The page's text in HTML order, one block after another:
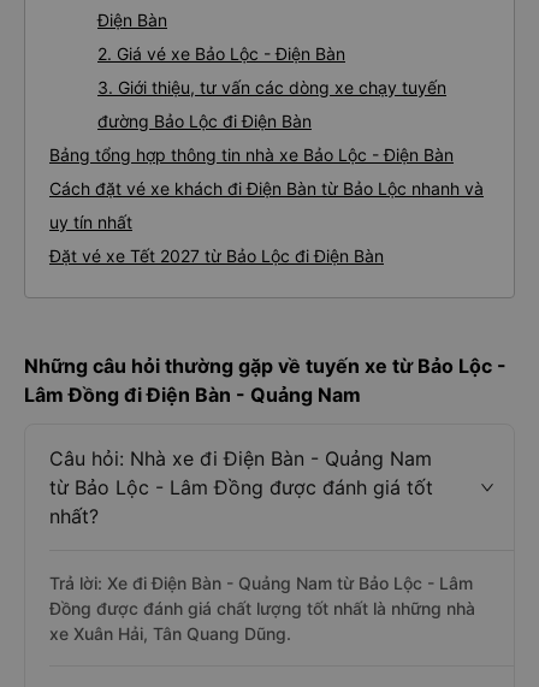
Điện Bàn
2. Giá vé xe Bảo Lộc - Điện Bàn
3. Giới thiệu, tư vấn các dòng xe chạy tuyến
đường Bảo Lộc đi Điện Bàn
Bảng tổng hợp thông tin nhà xe Bảo Lộc - Điện Bàn
Cách đặt vé xe khách đi Điện Bàn từ Bảo Lộc nhanh và
uy tín nhất
Đặt vé xe Tết 2027 từ Bảo Lộc đi Điện Bàn
Những câu hỏi thường gặp về tuyến xe từ Bảo Lộc -
Lâm Đồng đi Điện Bàn - Quảng Nam
Câu hỏi: Nhà xe đi Điện Bàn - Quảng Nam
từ Bảo Lộc - Lâm Đồng được đánh giá tốt
nhất?
Trả lời: Xe đi Điện Bàn - Quảng Nam từ Bảo Lộc - Lâm
Đồng được đánh giá chất lượng tốt nhất là những nhà
xe Xuân Hải, Tân Quang Dũng.